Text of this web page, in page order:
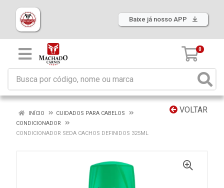
Baixe já nosso APP
0
VOLTAR
INÍCIO
CUIDADOS PARA CABELOS
CONDICIONADOR
CONDICIONADOR SEDA CACHOS DEFINIDOS 325ML